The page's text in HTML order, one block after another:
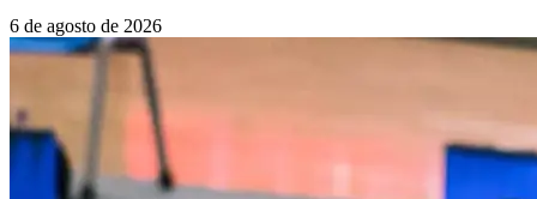
6 de agosto de 2026